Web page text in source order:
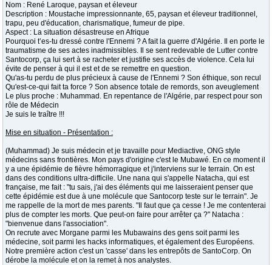
Nom : René Laroque, paysan et éleveur
Description : Moustache impressionnante, 65, paysan et éleveur traditionnel,
trapu, peu d'éducation, charismatique, fumeur de pipe.
Aspect : La situation désastreuse en Afrique
Pourquoi t’es-tu dressé contre l'Ennemi ? A fait la guerre d'Algérie. Il en porte le
traumatisme de ses actes inadmissibles. Il se sent redevable de Lutter contre
Santocorp, ça lui sert à se racheter et justifie ses accès de violence. Cela lui
évite de penser à qui il est et de se remettre en question.
Qu'as-tu perdu de plus précieux à cause de l'Ennemi ? Son éthique, son recul
Qu'est-ce-qui fait ta force ? Son absence totale de remords, son aveuglement
Le plus proche : Muhammad. En repentance de l'Algérie, par respect pour son
rôle de Médecin
Je suis le traître !!!
Mise en situation - Présentation :
(Muhammad) Je suis médecin et je travaille pour Mediactive, ONG style
médecins sans frontières. Mon pays d'origine c'est le Mubawé. En ce moment il
y a une épidémie de fièvre hémorragique et j'interviens sur le terrain. On est
dans des conditions ultra-difficile. Une nana qui s'appelle Natacha, qui est
française, me fait : "tu sais, j'ai des éléments qui me laisseraient penser que
cette épidémie est due à une molécule que Santocorp teste sur le terrain". Je
me rappelle de la mort de mes parents. "Il faut que ça cesse ! Je me contenterai
plus de compter les morts. Que peut-on faire pour arrêter ça ?" Natacha :
"bienvenue dans l'association".
On recrute avec Morgane parmi les Mubawains des gens soit parmi les
médecine, soit parmi les hacks informatiques, et également des Européens.
Notre première action c'est un 'casse' dans les entrepôts de SantoCorp. On
dérobe la molécule et on la remet à nos analystes.